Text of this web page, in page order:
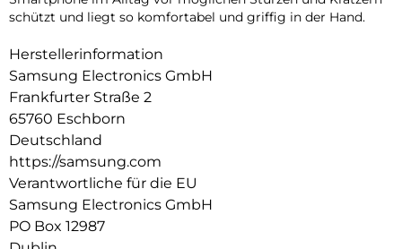
schützt und liegt so komfortabel und griffig in der Hand.
Herstellerinformation
Samsung Electronics GmbH
Frankfurter Straße 2
65760 Eschborn
Deutschland
https://samsung.com
Verantwortliche für die EU
Samsung Electronics GmbH
PO Box 12987